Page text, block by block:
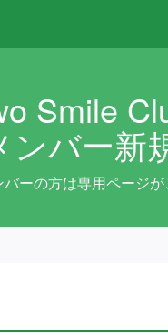
Smile
ンバー新
ーの方は専用ページが